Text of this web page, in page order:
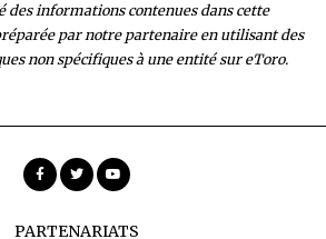
des informations contenues dans cette
par notre partenaire en utilisant des
non spécifiques à une entité sur eToro.
PARTENARIATS